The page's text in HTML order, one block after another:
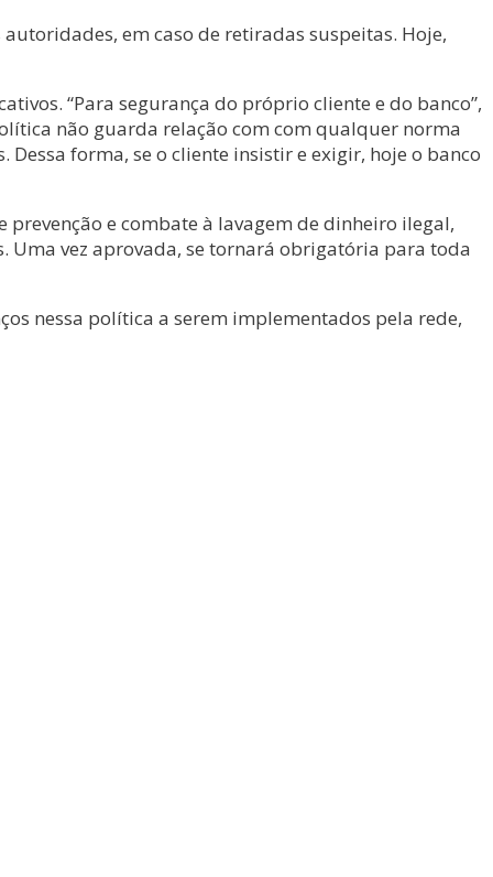
em caso de retiradas suspeitas. Hoje,
“Para segurança do próprio cliente e do banco”,
não guarda relação com com qualquer norma
forma, se o cliente insistir e exigir, hoje o banco
e combate à lavagem de dinheiro ilegal,
Uma vez aprovada, se tornará obrigatória para toda
nessa política a serem implementados pela rede,